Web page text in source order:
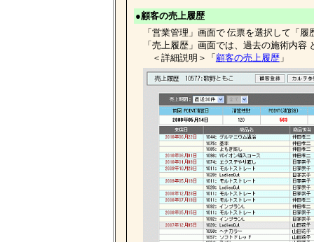
●顧客の売上履歴
「営業管理」画面で 伝票を選択して「履
「売上履歴」画面では、過去の施術内容
＜詳細説明＞「顧客の売上履歴」